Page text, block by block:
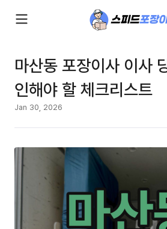
마산동 포장이사 이사
인해야 할 체크리스트
Jan 30, 2026